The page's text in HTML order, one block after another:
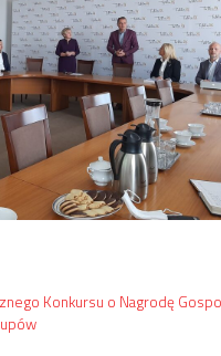
Konkursu o Nagrodę